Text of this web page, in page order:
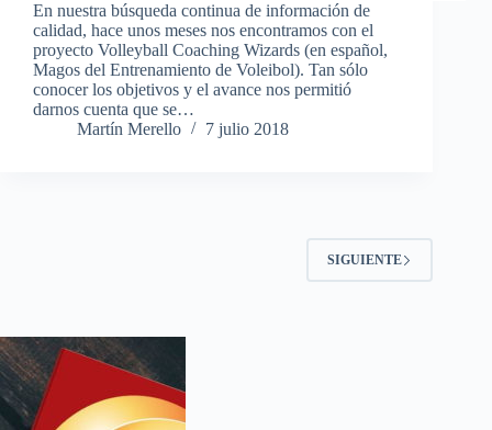
En nuestra búsqueda continua de información de
calidad, hace unos meses nos encontramos con el
proyecto Volleyball Coaching Wizards (en español,
Magos del Entrenamiento de Voleibol). Tan sólo
conocer los objetivos y el avance nos permitió
darnos cuenta que se…
Martín Merello
7 julio 2018
SIGUIENTE